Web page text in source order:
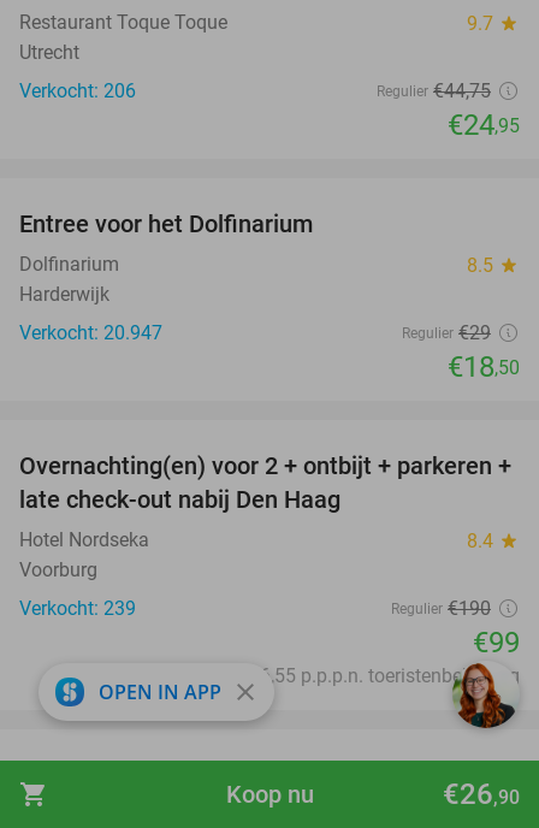
shopping_cart €26,90
Koop nu
Restaurant Toque Toque 9.7 star
Utrecht
Verkocht: 206
Regulier €44,75
€24,95
Entree voor het Dolfinarium
Dolfinarium 8.5 star
Harderwijk
Verkocht: 20.947
Regulier €29
€18,50
48%
Overnachting(en) voor 2 + ontbijt + parkeren +
late check-out nabij Den Haag
Hotel Nordseka 8.4 star
Voorburg
Verkocht: 239
Regulier €190
€99
Excl. ca. €6,55 p.p.p.n. toeristenbelasting
17%
favorite_border
EuroParcs
OPEN IN APP close